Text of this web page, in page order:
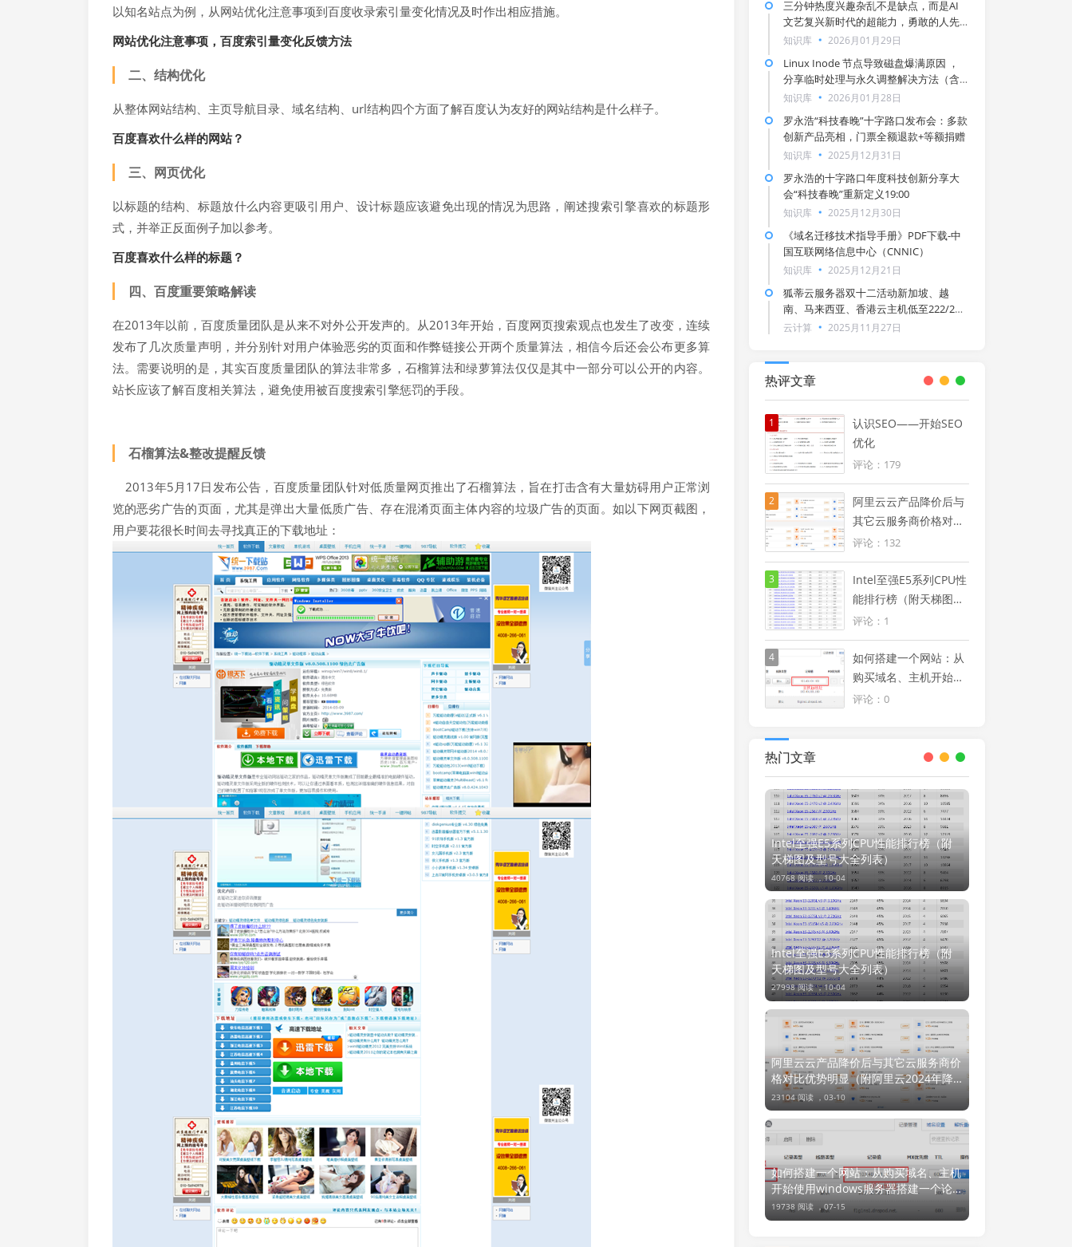
以知名站点为例，从网站优化注意事项到百度收录索引量变化情况及时作出相应措施。
网站优化注意事项，百度索引量变化反馈方法
二、结构优化
从整体网站结构、主页导航目录、域名结构、url结构四个方面了解百度认为友好的网站结构是什么样子。
百度喜欢什么样的网站？
三、网页优化
以标题的结构、标题放什么内容更吸引用户、设计标题应该避免出现的情况为思路，阐述搜索引擎喜欢的标题形
式，并举正反面例子加以参考。
百度喜欢什么样的标题？
四、百度重要策略解读
在2013年以前，百度质量团队是从来不对外公开发声的。从2013年开始，百度网页搜索观点也发生了改变，连续
发布了几次质量声明，并分别针对用户体验恶劣的页面和作弊链接公开两个质量算法，相信今后还会公布更多算
法。需要说明的是，其实百度质量团队的算法非常多，石榴算法和绿萝算法仅仅是其中一部分可以公开的内容。
站长应该了解百度相关算法，避免使用被百度搜索引擎惩罚的手段。
石榴算法&整改提醒反馈
2013年5月17日发布公告，百度质量团队针对低质量网页推出了石榴算法，旨在打击含有大量妨碍用户正常浏
览的恶劣广告的页面，尤其是弹出大量低质广告、存在混淆页面主体内容的垃圾广告的页面。如以下网页截图，
用户要花很长时间去寻找真正的下载地址：
三分钟热度兴趣杂乱不是缺点，而是AI
文艺复兴新时代的超能力，勇敢的人先
享受世界！
知识库 2026月01月29日
Linux Inode 节点导致磁盘爆满原因 ，
分享临时处理与永久调整解决方法（含
宝塔面板）
知识库 2026月01月28日
罗永浩“科技春晚”十字路口发布会：多款
创新产品亮相，门票全额退款+等额捐赠
知识库 2025月12月31日
罗永浩的十字路口年度科技创新分享大
会“科技春晚”重新定义19:00
知识库 2025月12月30日
《域名迁移技术指导手册》PDF下载-中
国互联网络信息中心（CNNIC）
知识库 2025月12月21日
狐蒂云服务器双十二活动新加坡、越
南、马来西亚、香港云主机低至222/2年
（附狐蒂云用户须知服务条款）
云计算 2025月11月27日
热评文章
1
认识SEO——开始SEO
优化
评论：179
2
阿里云云产品降价后与
其它云服务商价格对比
优势明显（附阿里云
2024年降价信息汇总
图）
评论：132
3
Intel至强E5系列CPU性
能排行榜（附天梯图及
型号大全列表）
评论：1
4
如何搭建一个网站：从
购买域名、主机开始使
用windows服务器搭建
评论：0
热门文章
Intel至强E5系列CPU性能排行榜（附
天梯图及型号大全列表）
40768 阅读 ，10-04
Intel至强E3系列CPU性能排行榜（附
天梯图及型号大全列表）
27998 阅读 ，10-04
阿里云云产品降价后与其它云服务商价
格对比优势明显（附阿里云2024年降
价信息汇总图）
23104 阅读 ， 03-10
如何搭建一个网站：从购买域名、主机
开始使用windows服务器搭建一个论
坛或网站
19738 阅读 ，07-15